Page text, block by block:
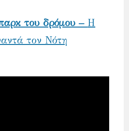
του δρόμου – Η
τον Νότη